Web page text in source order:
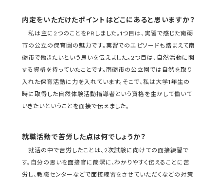
内定をいただけたポイントはどこにあると思いますか？
私は主に2つのことをPRしました。1つ目は、実習で感じた南砺
市の公立の保育園の魅力です。実習でのエピソードも踏まえて南
砺市で働きたいという思いを伝えました。2つ目は、自然活動に関
する資格を持っていたことです。南砺市の公立園では自然を取り
入れた保育活動に力を入れています。そこで、私は大学1年生の
時に取得した自然体験活動指導者という資格を生かして働いて
いきたいということを面接で伝えました。
就職活動で苦労した点は何でしょうか？
就活の中で苦労したことは、2次試験に向けての面接練習で
す。自分の思いを面接官に簡潔に、わかりやすく伝えることに苦
労し、教職センターなどで面接練習をさせていただくなどの対策